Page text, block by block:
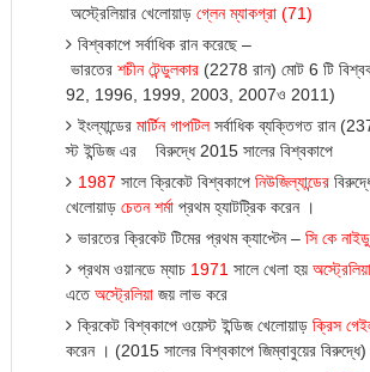
অস্ট্রেলিয়ার খেলোয়াড় গ্লেন ম্যাকগ্রা(71)
বিশ্বকাপে সর্বাধিক রান করেছে –
ভারতের শচীন টেন্ডুলকার (2278 রান) মোট 6 টি
92, 1996, 1999, 2003, 2007ও 2011)
ইংল্যান্ডের মার্টিন গাপটিল সর্বাধিক ব্যক্তিগত রান
স্ট ইন্ডিজ এর বিরুদ্ধে 2015 সালের বিশ্বকাপে
1987 সালে ক্রিকেট বিশ্বকাপে নিউজিল্যান্ডের
খেলোয়াড় চেতন শর্মাপ্রথম হ্যাটট্রিক করেন ।
ভারতের ক্রিকেট টিমের প্রথম ক্যাপ্টেন – সি কে নাইডু
প্রথম ওয়ানডে ম্যাচ 1971 সালে খেলা হয় অস্ট্রেলিয়া
এতেঅস্ট্রেলিয়াজয় লাভ করে
ক্রিকেট বিশ্বকাপে ওয়েস্ট ইন্ডিজ খেলোয়াড় ক্রিস
করেন । (2015 সালের বিশ্বকাপে জিম্বাবুয়ের বিরুদ্ধে)